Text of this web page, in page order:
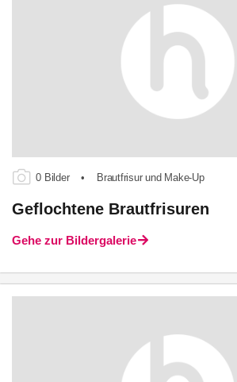
0 Bilder • Brautfrisur und Make-Up
Geflochtene Brautfrisuren
Gehe zur Bildergalerie